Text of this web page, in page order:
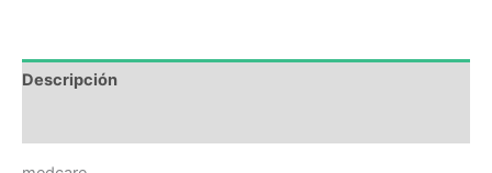
Descripción